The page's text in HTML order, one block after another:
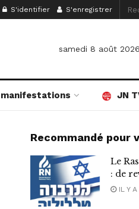
S'identifier S'enregistrer
samedi 8 août 2026
manifestations JN
Recommandé pour
Le
: de
IL Y A